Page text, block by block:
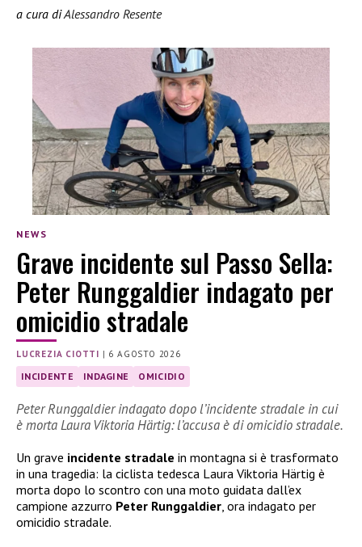
a cura diAlessandro Resente
NEWS
Grave incidente sul Passo Sella:
Peter Runggaldier indagato per
omicidio stradale
LUCREZIA CIOTTI | 6 AGOSTO 2026
INCIDENTE INDAGINE OMICIDIO
Peter Runggaldier indagato dopo l’incidente stradale in cui
è morta Laura Viktoria Härtig: l’accusa è di omicidio stradale.
Un grave incidente stradale in montagna si è trasformato
in una tragedia: la ciclista tedesca Laura Viktoria Härtig è
morta dopo lo scontro con una moto guidata dall’ex
campione azzurro Peter Runggaldier, ora indagato per
omicidio stradale.